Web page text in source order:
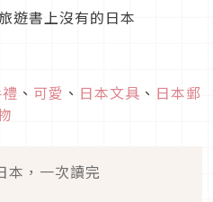
遊書上沒有的日本
、 可愛 、 日本文具 、 日本郵
本，一次讀完